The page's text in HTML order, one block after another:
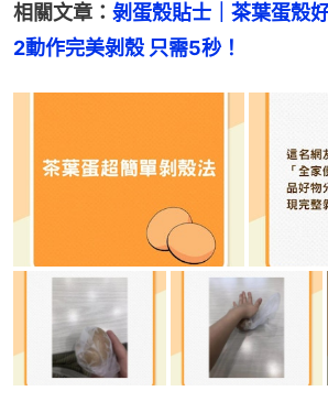
相關文章： 剝蛋殼貼士｜茶葉蛋殼
2動作完美剝殼 只需5秒！